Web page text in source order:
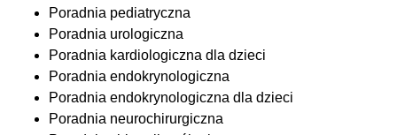
Poradnia pediatryczna
Poradnia urologiczna
Poradnia kardiologiczna dla dzieci
Poradnia endokrynologiczna
Poradnia endokrynologiczna dla dzieci
Poradnia neurochirurgiczna